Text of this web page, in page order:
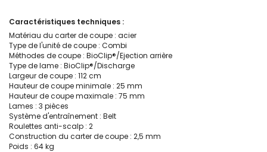
Caractéristiques techniques :
Matériau du carter de coupe : acier
Type de l'unité de coupe : Combi
Méthodes de coupe : BioClip®/Ejection arrière
Type de lame : BioClip®/Discharge
Largeur de coupe : 112 cm
Hauteur de coupe minimale : 25 mm
Hauteur de coupe maximale : 75 mm
Lames : 3 pièces
Système d'entraînement : Belt
Roulettes anti-scalp : 2
Construction du carter de coupe : 2,5 mm
Poids : 64 kg